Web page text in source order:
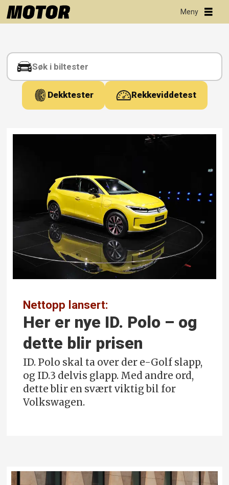
Tag:
bilspesifikasjoner
Dekktester Rekkeviddetest
Nettopp lansert:
Her er nye ID. Polo – og
dette blir prisen
ID. Polo skal ta over der e-Golf slapp,
og ID.3 delvis glapp. Med andre ord,
dette blir en svært viktig bil for
Volkswagen.